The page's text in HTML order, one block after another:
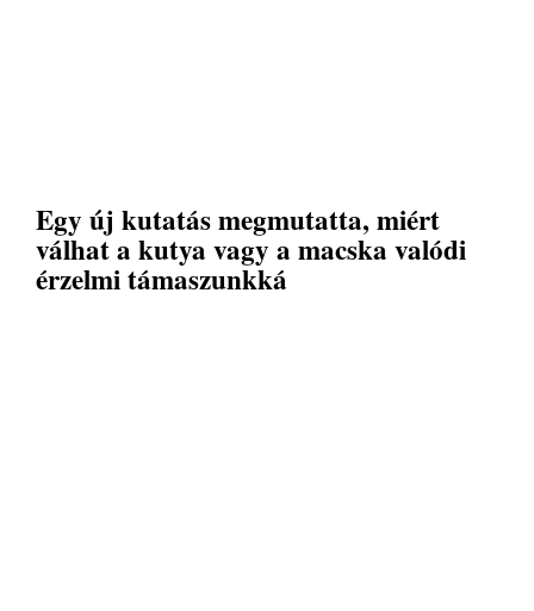
Egy új kutatás megmutatta, miért
válhat a kutya vagy a macska valódi
érzelmi támaszunkká